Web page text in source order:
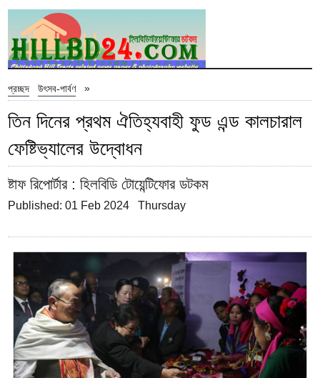
প্রচ্ছদ »
উৎসব-পার্বণ
তিন দিনের প্রথম ঐতিহ্যবাহী ফুড এন্ড কালচারাল
ফেষ্টিভ্যালের উদ্বোধন
ষ্টাফ রিপোর্টার: হিলবিডি টোয়েন্টিফোর ডটকম
Published: 01 Feb 2024 Thursday